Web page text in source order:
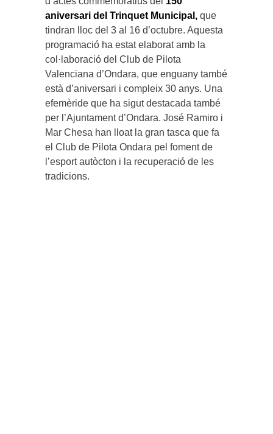
aniversari del Trinquet Municipal, que
tindran lloc del 3 al 16 d’octubre. Aquesta
programació ha estat elaborat amb la
col·laboració del Club de Pilota
Valenciana d’Ondara, que enguany també
està d’aniversari i compleix 30 anys. Una
efemèride que ha sigut destacada també
per l’Ajuntament d’Ondara. José Ramiro i
Mar Chesa han lloat la gran tasca que fa
el Club de Pilota Ondara pel foment de
l’esport autòcton i la recuperació de les
tradicions.